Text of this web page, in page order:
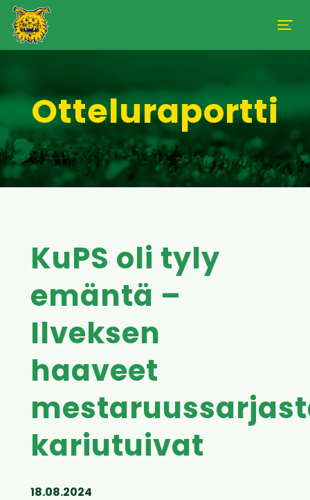
Otteluraportti
KuPS oli tyly
emäntä –
Ilveksen
haaveet
kariutuivat
18.08.2024